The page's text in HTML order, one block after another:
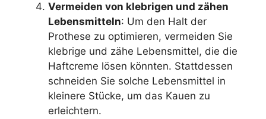
Vermeiden von klebrigen und zähen
Lebensmitteln: Um den Halt der
Prothese zu optimieren, vermeiden Sie
klebrige und zähe Lebensmittel, die die
Haftcreme lösen könnten. Stattdessen
schneiden Sie solche Lebensmittel in
kleinere Stücke, um das Kauen zu
erleichtern.